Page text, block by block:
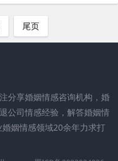
尾页
分享婚姻情感咨询机构，婚
公司情感经验，解答婚姻情
姻情感领域20余年力求打